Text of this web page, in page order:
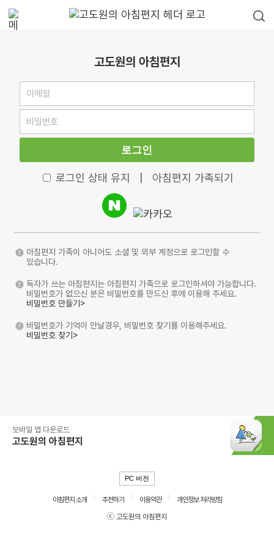
고도원의 아침편지
로그인
로그인 상태 유지 아침편지 가족되기
아침편지 가족이 아니어도 소셜 및 외부 계정으로 로그인할 수
있습니다.
독자가 쓰는 아침편지는 아침편지 가족으로 로그인하셔야 가능합니다.
비밀번호가 없으신 분은 비밀번호를 만드신 후에 이용해 주세요.
비밀번호 만들기>
비밀번호가 기억이 안날경우, 비밀번호 찾기를 이용해주세요.
비밀번호 찾기>
모바일 앱 다운로드
고도원의 아침편지
PC 버전
아침편지 소개 추천하기 이용약관
개인정보 처리방침
ⓒ 고도원의 아침편지